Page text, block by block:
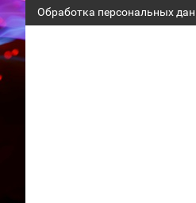
Обработка персональных